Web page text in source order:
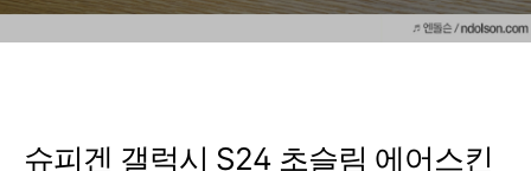
슈피겐 갤럭시 S24 초슬림 에어스킨